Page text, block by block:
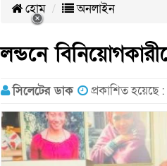
হোম অনলাইন
লন্ডনে
সিলেটের ডাক প্রকাশিত